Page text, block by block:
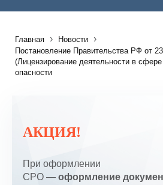
Главная › Новости ›
Постановление Правительства РФ от
(Лицензирование деятельности в
опасности
АКЦИЯ!
При оформлении
СРО — оформление